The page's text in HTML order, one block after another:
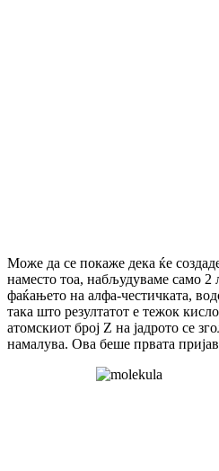
Може да се покаже дека ќе
наместо тоа, набљудуваме само 2
фаќањето на алфа-честичката,
така што резултатот е тежок
атомскиот број Z на јадрото се
намалува. Ова беше првата